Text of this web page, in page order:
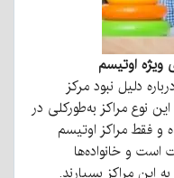
ویژه اوتیسم
دلیل نبود مرکز
نوع مراکز به‌طورکلی در
فقط مراکز اوتیسم
و خانواده‌ها
این مراکز بسپارند.